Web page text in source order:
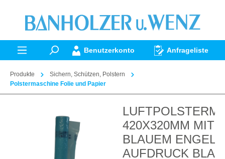
springen
Benutzerkonto Anfrageliste
Produkte
Sichern, Schützen, Polstern
Polstermaschine Folie und Papier
420X320MM MIT
BLAUEM ENGEL
AUFDRUCK BLAU